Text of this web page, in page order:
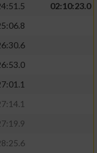
02:10:23.0